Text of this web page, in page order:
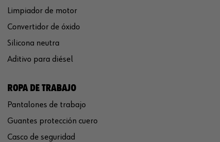
Limpiador de motor
Convertidor de óxido
Silicona neutra
Aditivo para diésel
ROPA DE TRABAJO
Pantalones de trabajo
Guantes protección cuero
Casco de seguridad